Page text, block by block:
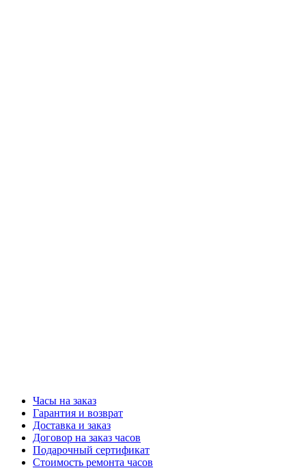
Часы на заказ
Гарантия и возврат
Доставка и заказ
Договор на заказ часов
Подарочный сертификат
Стоимость ремонта часов